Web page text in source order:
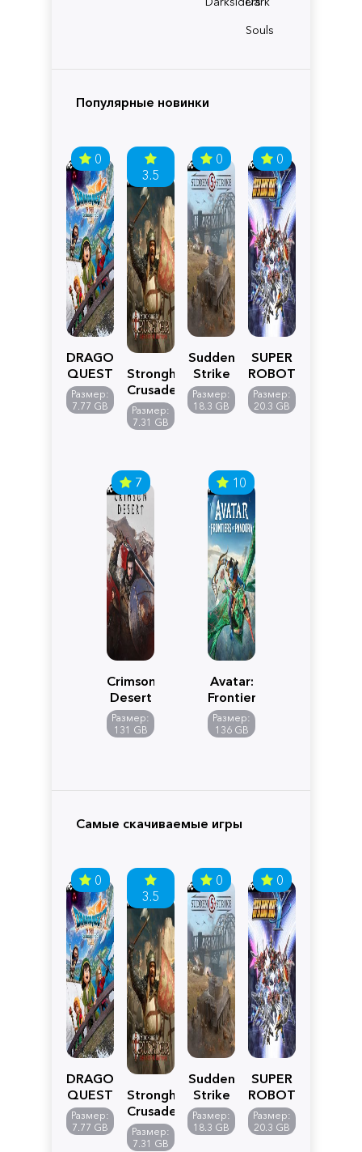
Souls
Популярные новинки
0
DRAGON
QUEST
VII
Reimagined
Размер:
7.77 GB
3.5
Stronghold
Crusader:
Definitive
Edition
Размер:
7.31 GB
0
Sudden
Strike
5
Размер:
18.3 GB
0
SUPER
ROBOT
WARS
Y
Размер:
20.3 GB
7
Crimson
Desert
Размер:
131 GB
10
Avatar:
Frontiers
of
Pandora
Размер:
136 GB
Самые скачиваемые игры
0
DRAGON
QUEST
VII
Reimagined
Размер:
7.77 GB
3.5
Stronghold
Crusader:
Definitive
Edition
Размер:
7.31 GB
0
Sudden
Strike
5
Размер:
18.3 GB
0
SUPER
ROBOT
WARS
Y
Размер:
20.3 GB